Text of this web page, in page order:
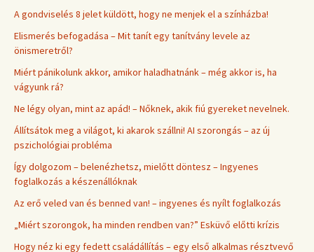
A gondviselés 8 jelet küldött, hogy ne menjek el a színházba!
Elismerés befogadása – Mit tanít egy tanítvány levele az
önismeretről?
Miért pánikolunk akkor, amikor haladhatnánk – még akkor is, ha
vágyunk rá?
Ne légy olyan, mint az apád! – Nőknek, akik fiú gyereket nevelnek.
Állítsátok meg a világot, ki akarok szállni! AI szorongás – az új
pszichológiai probléma
Így dolgozom – belenézhetsz, mielőtt döntesz – Ingyenes
foglalkozás a készenállóknak
Az erő veled van és benned van! – ingyenes és nyílt foglalkozás
„Miért szorongok, ha minden rendben van?” Esküvő előtti krízis
Hogy néz ki egy fedett családállítás – egy első alkalmas résztvevő